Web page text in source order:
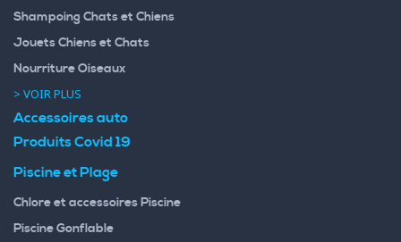
Shampoing Chats et Chiens
Jouets Chiens et Chats
Nourriture Oiseaux
> VOIR PLUS
Accessoires auto
Produits Covid 19
Piscine et Plage
Chlore et accessoires Piscine
Piscine Gonflable